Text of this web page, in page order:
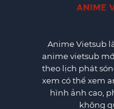
Anime Vietsub
anime vietsub
theo lịch phát
xem có thể xem
hình ảnh cao,
không